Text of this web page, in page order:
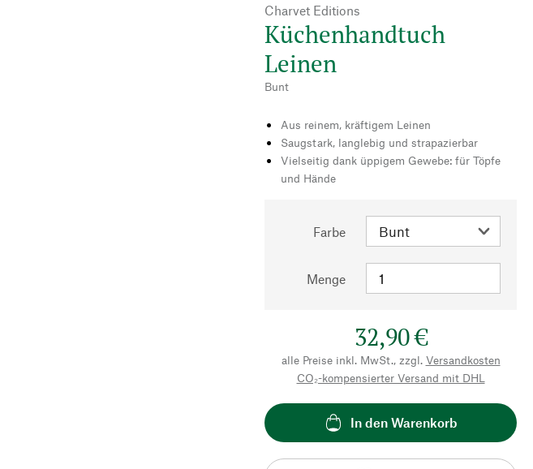
Charvet Editions
Küchenhandtuch
Leinen
Bunt
Aus reinem, kräftigem Leinen
Saugstark, langlebig und strapazierbar
Vielseitig dank üppigem Gewebe: für Töpfe
und Hände
Farbe
Menge
32,90 €
alle Preise inkl. MwSt., zzgl. Versandkosten
CO₂-kompensierter Versand mit DHL
In den Warenkorb